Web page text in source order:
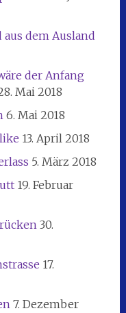
dem Ausland
der Anfang
Mai 2018
6. Mai 2018
13. April 2018
5. März 2018
19. Februar
30.
17.
7. Dezember